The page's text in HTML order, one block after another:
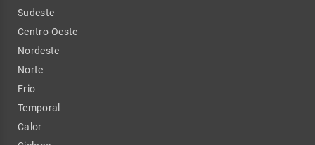
Sudeste
Centro-Oeste
Nordeste
Norte
Frio
Temporal
Calor